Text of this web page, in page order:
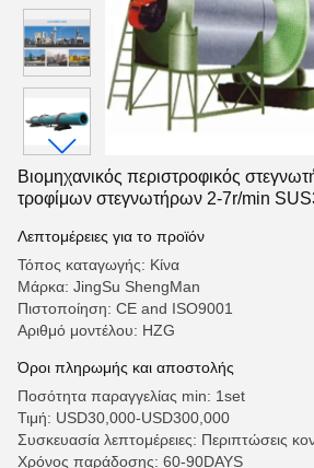
Βιομηχανικός περιστροφικός
τροφίμων στεγνωτήρων 2-7r/min
Λεπτομέρειες για το προϊόν
Τόπος καταγωγής: Κίνα
Μάρκα: JingSu ShengMan
Πιστοποίηση: CE and ISO9001
Αριθμό μοντέλου: HZG
Όροι πληρωμής και αποστολής
Ποσότητα παραγγελίας min: 1set
Τιμή: USD30,000-USD300,000
Συσκευασία λεπτομέρειες: Περιπτώσεις
Χρόνος παράδοσης: 60-90DAYS